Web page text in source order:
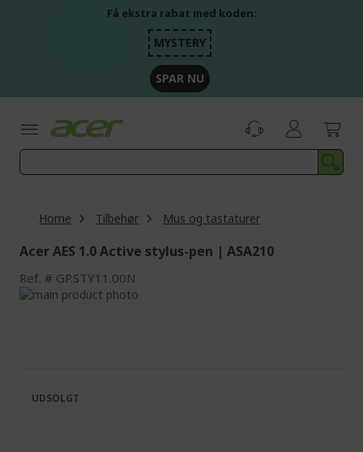
Få ekstra rabat med koden:
MYSTERY
SPAR NU
Home Tilbehør Mus og tastaturer
Acer AES 1.0 Active stylus-pen | ASA210
Ref. GP.STY11.00N
Skip
images
gallery
the
images
UDSOLGT